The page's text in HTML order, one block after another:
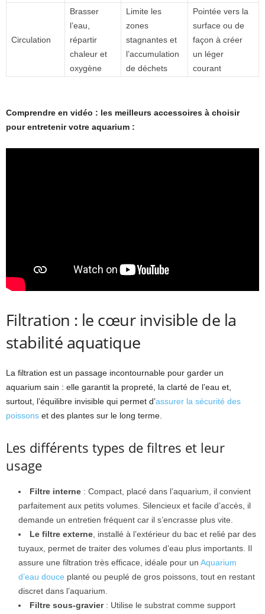
Circulation
Brasser
l’eau,
répartir
chaleur et
oxygène
Limite les
zones
stagnantes et
l’accumulation
de déchets
Pointée vers la
surface ou de
façon à créer
un léger
courant
Comprendre en vidéo : les meilleurs accessoires à choisir
pour entretenir votre aquarium :
Filtration : le cœur invisible de la
stabilité aquatique
La filtration est un passage incontournable pour garder un
aquarium sain : elle garantit la propreté, la clarté de l’eau et,
surtout, l’équilibre invisible qui permet d’assurer la sécurité des
poissons et des plantes sur le long terme.
Les différents types de filtres et leur
usage
Filtre interne : Compact, placé dans l’aquarium, il convient
parfaitement aux petits volumes. Silencieux et facile d’accès, il
demande un entretien fréquent car il s’encrasse plus vite.
Le filtre externe, installé à l’extérieur du bac et relié par des
tuyaux, permet de traiter des volumes d’eau plus importants. Il
assure une filtration très efficace, idéale pour un Aquarium
d’eau douce planté ou peuplé de gros poissons, tout en restant
discret dans l’aquarium.
Filtre sous-gravier: Utilise le substrat comme support